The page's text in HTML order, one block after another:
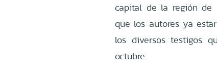
capital de la región de
que los autores ya
los diversos testigos
octubre.